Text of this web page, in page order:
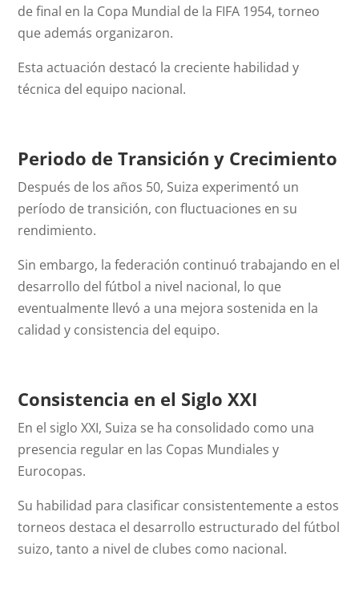
de final en la Copa Mundial de la FIFA 1954, torneo
que además organizaron.
Esta actuación destacó la creciente habilidad y
técnica del equipo nacional.
Periodo de Transición y Crecimiento
Después de los años 50, Suiza experimentó un
período de transición, con fluctuaciones en su
rendimiento.
Sin embargo, la federación continuó trabajando en el
desarrollo del fútbol a nivel nacional, lo que
eventualmente llevó a una mejora sostenida en la
calidad y consistencia del equipo.
Consistencia en el Siglo XXI
En el siglo XXI, Suiza se ha consolidado como una
presencia regular en las Copas Mundiales y
Eurocopas.
Su habilidad para clasificar consistentemente a estos
torneos destaca el desarrollo estructurado del fútbol
suizo, tanto a nivel de clubes como nacional.